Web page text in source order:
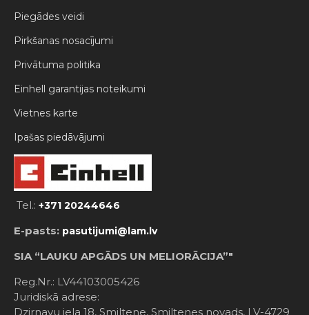
Piegādes veidi
Pirkšanas nosacījumi
Privātuma politika
Einhell garantijas noteikumi
Vietnes karte
Ipašas piedāvājumi
Tel.: +371 20244646
E-pasts: pasutijumi@lam.lv
SIA “LAUKU APGĀDS UN MELIORĀCIJA”"
Reg.Nr.: LV44103005426
Juridiskā adrese:
Dzirnavu iela 18, Smiltene, Smiltenes novads, LV-4729